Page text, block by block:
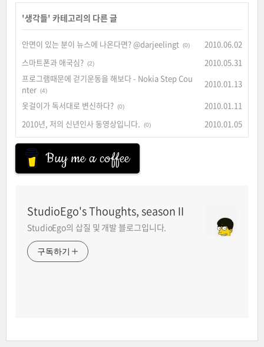
'생각들' 카테고리의 다른 글
안면이 있는 분이 뉴스에 나온다면? @darjeelingt (0)
2010.06.02
스마트폰과 애국심? (2)
2010.05.31
프로그램때문에 걷기운동을 해보다 - Nokia Step Cou
nter (4)
2010.01.13
옷걸이가 독서대로 변신하다? (0)
2010.01.11
2010년, 저의 신년인사 동영상입니다.
(0) 2010.01.05
Buy me a coffee
StudioEgo's Thoughts, seasonⅡ
StudioEgo의 삽질 및 개발 블로그입니다.
구독하기